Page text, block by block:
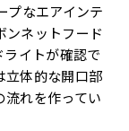
プなエアインテ
ンネットフード
イトが確認で
立体的な開口部
れを作ってい